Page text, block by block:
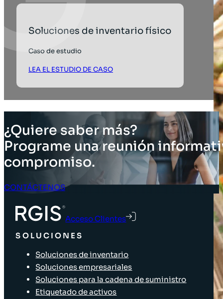
Soluciones de inventario físico
Caso de estudio
LEA EL ESTUDIO DE CASO
¿Quiere saber más?
Programe una reunión
compromiso.
CONTÁCTENOS
Acceso Clientes
SOLUCIONES
Soluciones de inventario
Soluciones empresariales
Soluciones para la cadena de suministro
Etiquetado de activos